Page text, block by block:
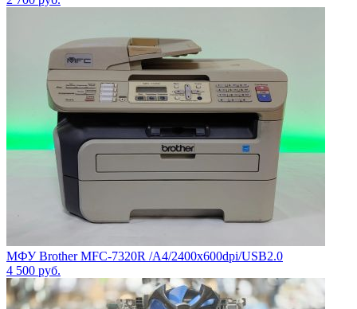
МФУ Brother MFC-7320R /A4/2400x600dpi/USB2.0
4 500 руб.